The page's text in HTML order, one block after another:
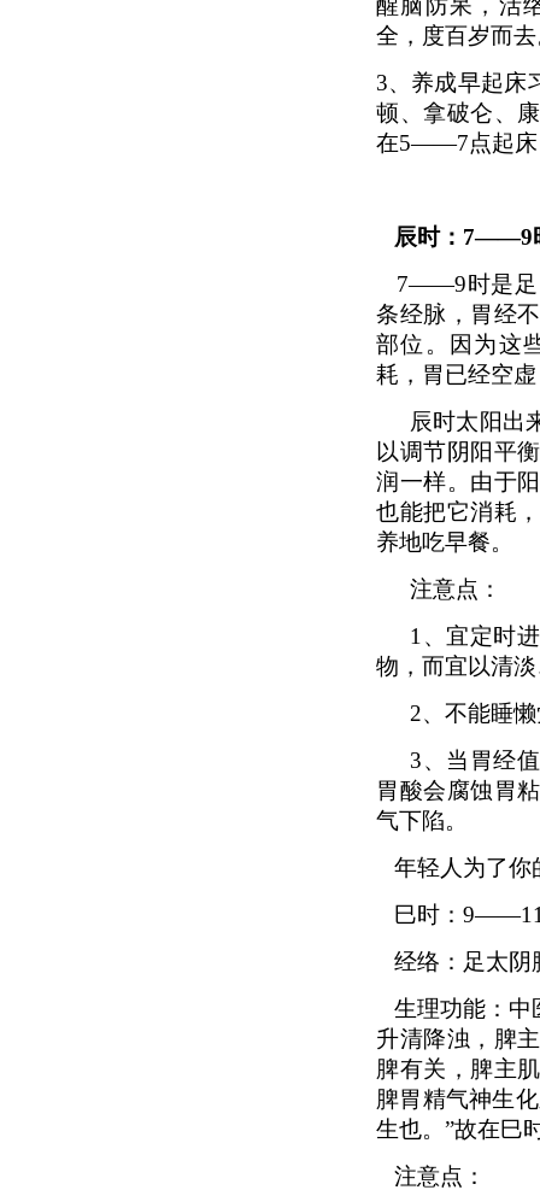
醒脑防呆，活
全，度百岁而
3、 养成早起床
顿、拿破仑、
在5——7点起床
辰时：7——9
7——9时是足
条经脉，胃经
部位。因为这
耗，胃已经空
辰时太阳出
以调节阴阳平
润一样。由于
也能把它消耗
养地吃早餐。
注意点：
1、 宜定时
物，而宜以清
2、 不能睡
3、 当胃经
胃酸会腐蚀胃
气下陷。
年轻人为了你
巳时：
经络：足太
生理功能：中
升清降浊，脾
脾有关，脾主
脾胃精气神生
生也。”故在巳
注意点：